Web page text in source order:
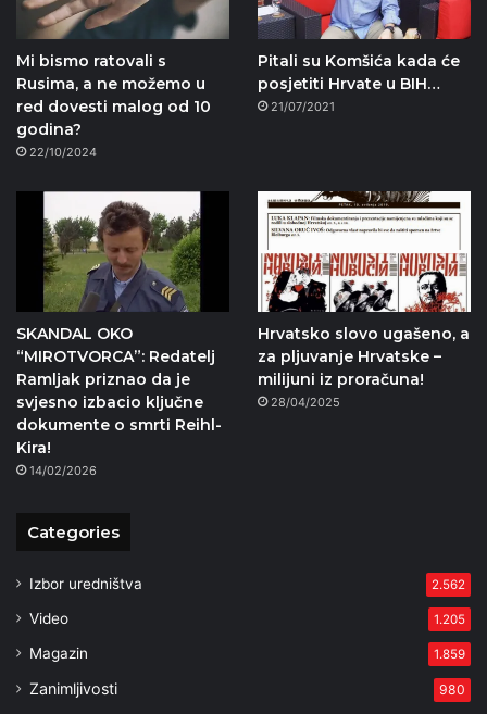
Mi bismo ratovali s
Rusima, a ne možemo u
red dovesti malog od 10
godina?
22/10/2024
Pitali su Komšića kada će
posjetiti Hrvate u BIH…
21/07/2021
SKANDAL OKO
“MIROTVORCA”: Redatelj
Ramljak priznao da je
svjesno izbacio ključne
dokumente o smrti Reihl-
Kira!
14/02/2026
Hrvatsko slovo ugašeno, a
za pljuvanje Hrvatske –
milijuni iz proračuna!
28/04/2025
Categories
Izbor uredništva 2.562
Video 1.205
Magazin 1.859
Zanimljivosti 980